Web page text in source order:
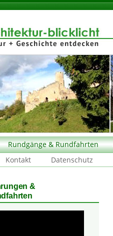
Rundgänge & Rundfahrten
Kontakt Datenschutz
&